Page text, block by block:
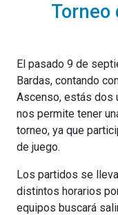
Torneo
El pasado 9 de
Bardas, contando
Ascenso, estás dos
nos permite tener
torneo, ya que
de juego.
Los partidos se
distintos horarios
equipos buscará